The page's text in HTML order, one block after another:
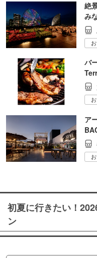
絶
み
バ
ア
初夏に行きたい！
ン